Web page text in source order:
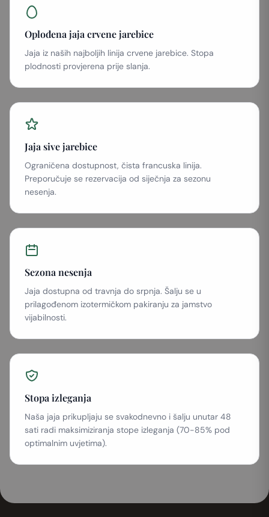
Oplođena jaja crvene jarebice
Jaja iz naših najboljih linija crvene jarebice. Stopa
plodnosti provjerena prije slanja.
Jaja sive jarebice
Ograničena dostupnost, čista francuska linija.
Preporučuje se rezervacija od siječnja za sezonu
nesenja.
Sezona nesenja
Jaja dostupna od travnja do srpnja. Šalju se u
prilagođenom izotermičkom pakiranju za jamstvo
vijabilnosti.
Stopa izleganja
Naša jaja prikupljaju se svakodnevno i šalju unutar 48
sati radi maksimiziranja stope izleganja (70-85% pod
optimalnim uvjetima).